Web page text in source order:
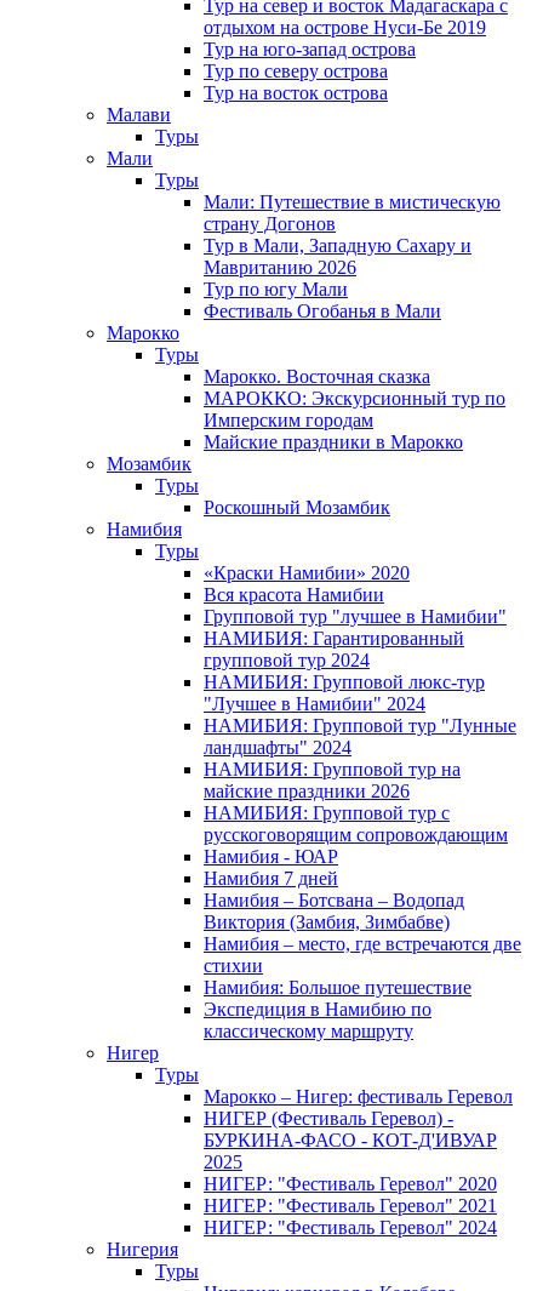
Тур на север и восток Мадагаскара с
отдыхом на острове Нуси-Бе 2019
Тур на юго-запад острова
Тур по северу острова
Тур на восток острова
Малави
Туры
Мали
Туры
Мали: Путешествие в мистическую
страну Догонов
Тур в Мали, Западную Сахару и
Мавританию 2026
Тур по югу Мали
Фестиваль Огобанья в Мали
Марокко
Туры
Марокко. Восточная сказка
МАРОККО: Экскурсионный тур по
Имперским городам
Майские праздники в Марокко
Мозамбик
Туры
Роскошный Мозамбик
Намибия
Туры
«Краски Намибии» 2020
Вся красота Намибии
Групповой тур "лучшее в Намибии"
НАМИБИЯ: Гарантированный
групповой тур 2024
НАМИБИЯ: Групповой люкс-тур
"Лучшее в Намибии" 2024
НАМИБИЯ: Групповой тур "Лунные
ландшафты" 2024
НАМИБИЯ: Групповой тур на
майские праздники 2026
НАМИБИЯ: Групповой тур с
русскоговорящим сопровождающим
Намибия - ЮАР
Намибия 7 дней
Намибия – Ботсвана – Водопад
Виктория (Замбия, Зимбабве)
Намибия – место, где встречаются две
стихии
Намибия: Большое путешествие
Экспедиция в Намибию по
классическому маршруту
Нигер
Туры
Марокко – Нигер: фестиваль Геревол
НИГЕР (Фестиваль Геревол) -
БУРКИНА-ФАСО - КОТ-Д'ИВУАР
2025
НИГЕР: "Фестиваль Геревол" 2020
НИГЕР: "Фестиваль Геревол" 2021
НИГЕР: "Фестиваль Геревол" 2024
Нигерия
Туры